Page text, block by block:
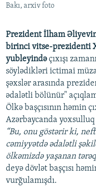
İZ - MƏDƏNIYYƏT PROQRAMI
MATERIALLARIMIZDAN
BIZIMLƏ ƏLAQƏ
XƏBƏR BÜLLETENLƏRIMIZ
Bakı, arxiv foto
Prezident İlham
birinci vitse-prezidenti
yubleyindəçıxışı
söylədikləri ictimai
şəxslər arasında
ədalətli bölünür"
Ölkə başçısının həmin
Azərbaycanda
“Bu, onu göstərir ki,
cəmiyyətdə ədalətli
ölkəmizdə yaşanan
deyə dövlət başçısı
vurğulamışdı.